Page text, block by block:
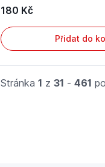
180 Kč
Přidat do
Stránka 1 z 31 - 461